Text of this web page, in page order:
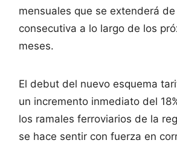
mensuales que se extenderá
consecutiva a lo largo de los
meses.
El debut del nuevo esquema
un incremento inmediato del
los ramales ferroviarios de la
se hace sentir con fuerza en